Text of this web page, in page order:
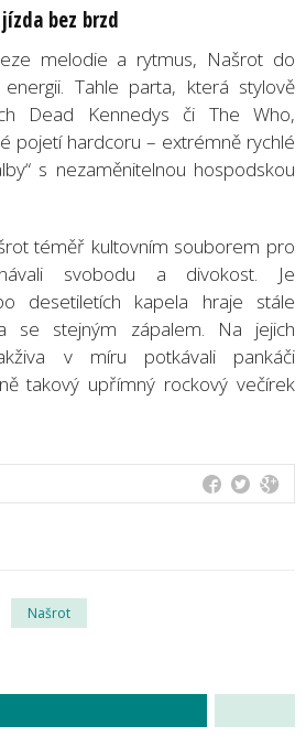
bez brzd
melodie a rytmus, Našrot do
Tahle parta, která stylově
Dead Kennedys či The Who,
pojetí hardcoru – extrémně rychlé
s nezaměnitelnou hospodskou
téměř kultovním souborem pro
svobodu a divokost. Je
desetiletích kapela hraje stále
se stejným zápalem. Na jejich
v míru potkávali pankáči
takový upřímný rockový večírek
Našrot